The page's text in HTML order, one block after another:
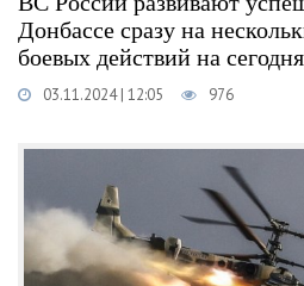
Донбассе сразу на
боевых действий на
03.11.2024 | 12:05 976